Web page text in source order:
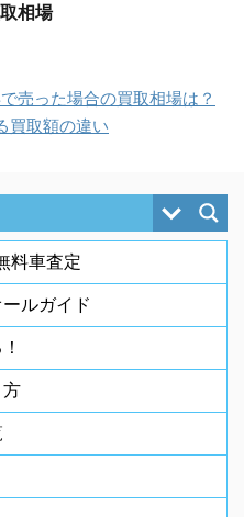
相場
売った場合の買取相場は？
買取額の違い
料車査定
ルガイド